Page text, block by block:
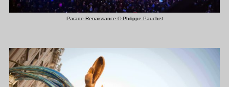
Parade Renaissance © Philippe Pauchet